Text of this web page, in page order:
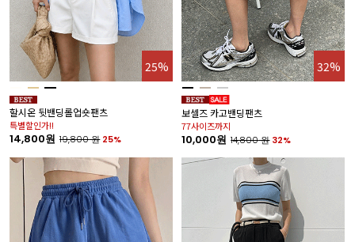
25%
할시온 뒷밴딩롤업숏팬츠
특별할인가!!
14,800원 19,800원 25%
32%
보셀즈 카고밴딩팬츠
77사이즈까지
10,000원 14,800원 32%